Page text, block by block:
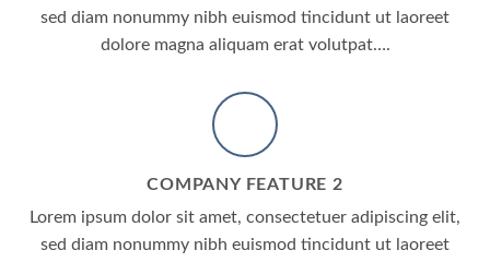
sed diam nonummy nibh euismod tincidunt ut laoreet
dolore magna aliquam erat volutpat….
COMPANY FEATURE 2
Lorem ipsum dolor sit amet, consectetuer adipiscing elit,
sed diam nonummy nibh euismod tincidunt ut laoreet